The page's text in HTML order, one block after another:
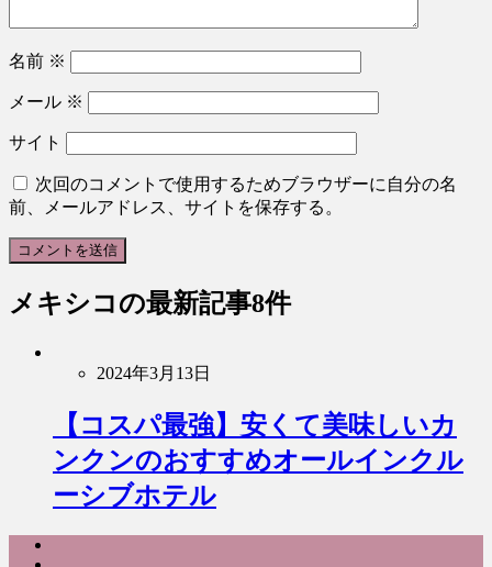
名前 ※
メール ※
サイト
次回のコメントで使用するためブラウザーに自分の名
前、メールアドレス、サイトを保存する。
メキシコの最新記事8件
2024年3月13日
【コスパ最強】安くて美味しいカ
ンクンのおすすめオールインクル
ーシブホテル